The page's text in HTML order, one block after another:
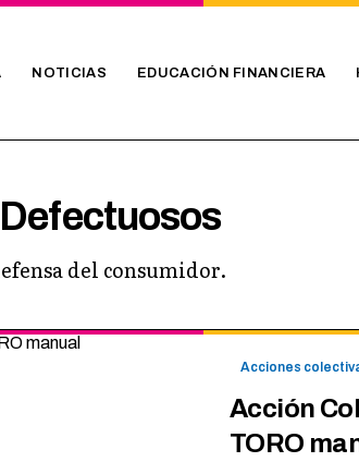
NOTICIAS EDUCACIÓN FINANCIERA
del consumidor.
Acciones
Acción
TORO